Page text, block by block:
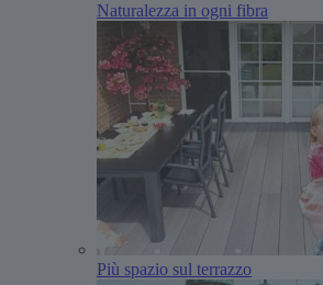
Naturalezza in ogni fibra
Più spazio sul terrazzo